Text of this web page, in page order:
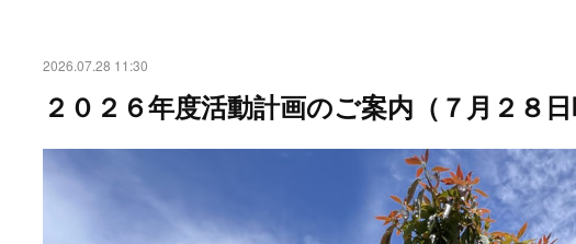
2026.07.28 11:30
２０２６年度活動計画のご案内（７月２８日